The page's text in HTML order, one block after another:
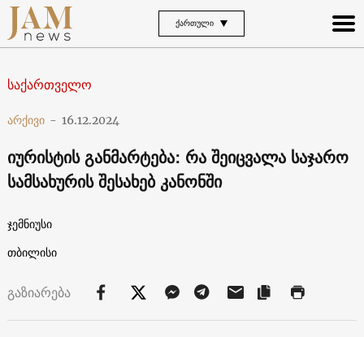
ᲥᲐᲠᲗᲣᲚᲘ
საქართველო
არქივი - 16.12.2024
იურისტის განმარტება: რა შეიცვალა საჯარო
სამსახურის შესახებ კანონში
ჯემნიუსი
თბილისი
გაზიარება